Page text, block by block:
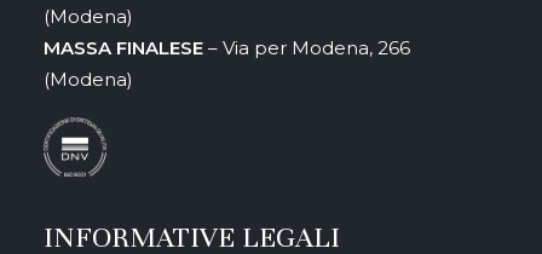
(Modena)
MASSA FINALESE – Via per Modena, 266
(Modena)
INFORMATIVE LEGALI